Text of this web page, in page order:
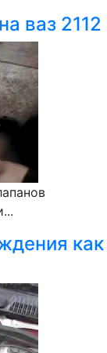
ваз 2112
как